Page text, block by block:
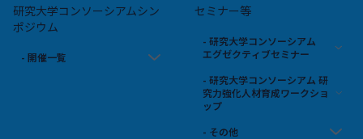
研究大学コンソーシアムシン
ポジウム
- 開催一覧
セミナー等
- 研究大学コンソーシアム
エグゼクティブセミナー
- 研究大学コンソーシアム 研
究力強化人材育成ワークショ
ップ
- その他